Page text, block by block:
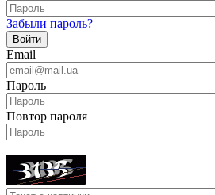
Забыли пароль?
Войти
Email
Пароль
Повтор пароля